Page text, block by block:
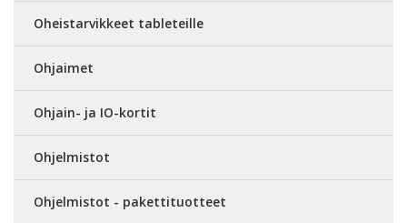
Oheistarvikkeet tableteille
Ohjaimet
Ohjain- ja IO-kortit
Ohjelmistot
Ohjelmistot - pakettituotteet